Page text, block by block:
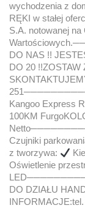
wychodzenia z
RĘKI w stałej
S.A. notowanej na
DO NAS !!
DO 20
Kangoo Express
100KM
Czujniki
z tworzywa:
Oświetlenie
DO DZIAŁU